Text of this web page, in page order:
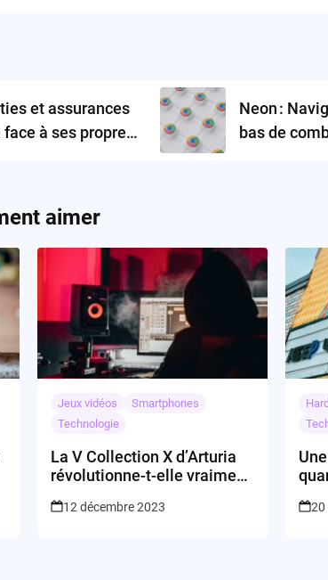
et assurances
à ses propres
Neon :
bas de
aimer
Jeux vidéos
Smartphones
Technologie
La V Collection X d’Arturia
révolutionne-t-elle vraiment
12 décembre 2023 20